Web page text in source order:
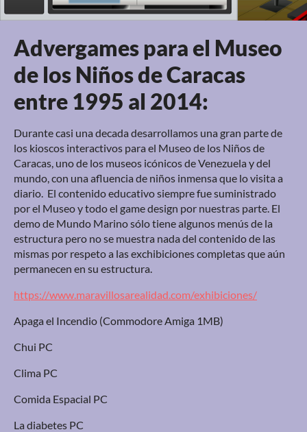
Advergames para el Museo
de los Niños de Caracas
entre 1995 al 2014:
Durante casi una decada desarrollamos una gran parte de
los kioscos interactivos para el Museo de los Niños de
Caracas, uno de los museos icónicos de Venezuela y del
mundo, con una afluencia de niños inmensa que lo visita a
diario. El contenido educativo siempre fue suministrado
por el Museo y todo el game design por nuestras parte. El
demo de Mundo Marino sólo tiene algunos menús de la
estructura pero no se muestra nada del contenido de las
mismas por respeto a las exchibiciones completas que aún
permanecen en su estructura.
https://www.maravillosarealidad.com/exhibiciones/
Apaga el Incendio (Commodore Amiga 1MB)
Chui PC
Clima PC
Comida Espacial PC
La diabetes PC